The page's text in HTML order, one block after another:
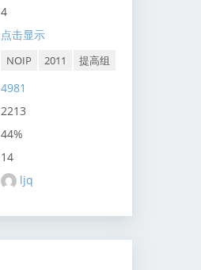
4
点击显示
NOIP 2011 提高组
4981
2213
44%
14
ljq